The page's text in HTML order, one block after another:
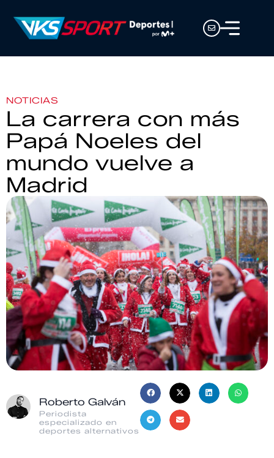
NOTICIAS
La carrera con más
Papá Noeles del
mundo vuelve a
Madrid
Roberto Galván
Periodista
especializado en
deportes alternativos